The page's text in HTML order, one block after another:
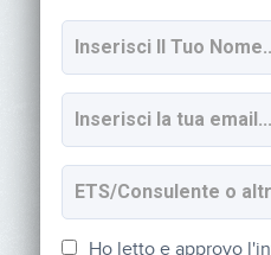
SOCIAL
Iscriviti alla
Ho letto e approvo